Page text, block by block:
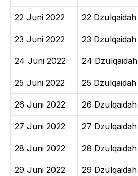
22 Juni 2022 22
23 Juni 2022 23
24 Juni 2022 24
25 Juni 2022 25
26 Juni 2022 26
27 Juni 2022 27
28 Juni 2022 28
29 Juni 2022 29